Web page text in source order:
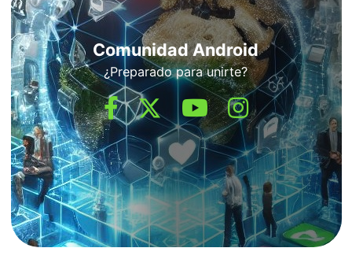
Comunidad Android
¿Preparado para unirte?